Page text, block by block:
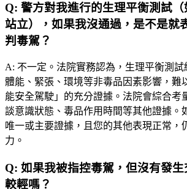
Q: 警方對我進行的生理平衡測試
站立），如果我沒通過，是不是就
判毒駕？
A: 不一定。法院實務認為，生理平衡測
體能、緊張、環境等非毒品因素影響，難
能安全駕駛」的充分證據。法院會綜合考
談意識狀態、毒品作用時間等其他證據。
唯一或主要證據，且您的其他表現正常，
力。
Q: 如果我被指控毒駕，但沒有發
較輕嗎？